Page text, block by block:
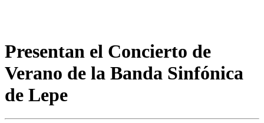
Presentan el Concierto de
Verano de la Banda Sinfónica
de Lepe